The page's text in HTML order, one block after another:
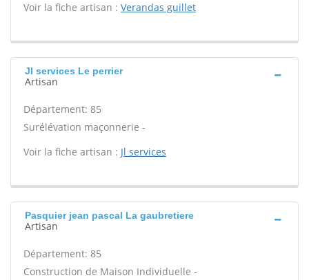
Voir la fiche artisan : Verandas guillet
Jl services Le perrier
Artisan
Département: 85
Surélévation maçonnerie -
Voir la fiche artisan : Jl services
Pasquier jean pascal La gaubretiere
Artisan
Département: 85
Construction de Maison Individuelle -